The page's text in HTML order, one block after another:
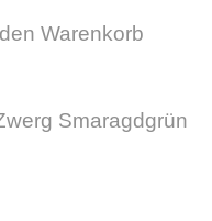
Warenkorb